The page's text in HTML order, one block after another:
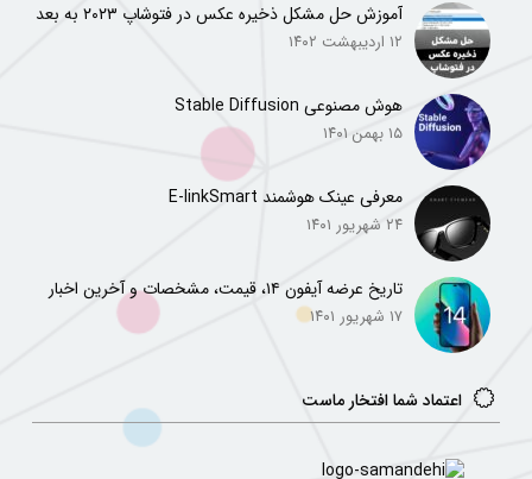
آموزش حل مشکل ذخیره عکس در فتوشاپ ۲۰۲۳ به بعد
۱۲ اردیبهشت ۱۴۰۲
هوش مصنوعی Stable Diffusion
۱۵ بهمن ۱۴۰۱
معرفی عینک هوشمند E-linkSmart
۲۴ شهریور ۱۴۰۱
تاریخ عرضه آیفون ۱۴، قیمت، مشخصات و آخرین اخبار
۱۷ شهریور ۱۴۰۱
اعتماد شما افتخار ماست